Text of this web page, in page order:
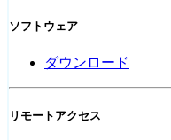
ソフトウェア
ダウンロード
リモートアクセス